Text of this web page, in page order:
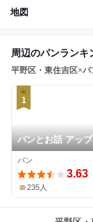
地図
周辺のパンランキ
平野区・東住吉区×パ
1
パンとお話 アッ
の発音
パン
3.63
235人